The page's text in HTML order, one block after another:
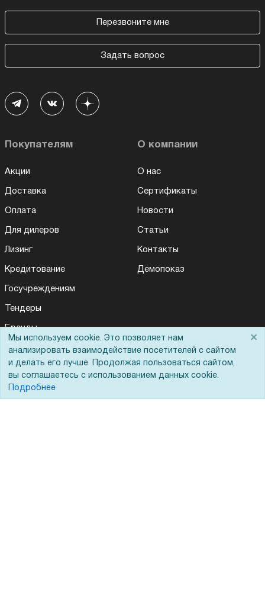
Перезвоните мне
Задать вопрос
Покупателям
Акции
Доставка
Оплата
Для дилеров
Лизинг
Кредитование
Госучреждениям
Тендеры
Бренды
ЭДО
О компании
О нас
Сертификаты
Новости
Статьи
Контакты
Демопоказ
Помощь
Мы используем cookie. Это позволяет нам
анализировать взаимодействие посетителей с сайтом
и делать его лучше. Продолжая пользоваться сайтом,
вы соглашаетесь с использованием данных cookie.
Подробнее
×